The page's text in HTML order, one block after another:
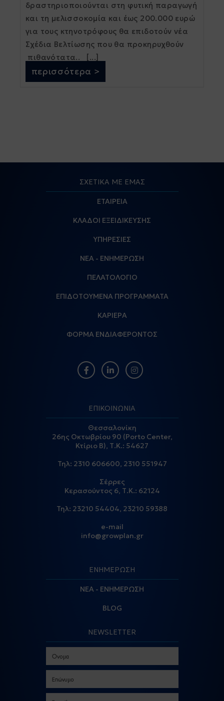
δραστηριοποιούνται στη φυτική παραγωγή
και τη µελισσοκοµία και έως 200.000 ευρώ
για τους κτηνοτρόφους θα επιδοτούν νέα
Σχέδια Βελτίωσης που θα προκηρυχθούν
πιθανότατα.. [...]
περισσότερα >
ΣΧΕΤΙΚΑ ΜΕ ΕΜΑΣ
ΕΤΑΙΡΕΙΑ
ΚΛΑΔΟΙ ΕΞΕΙΔΙΚΕΥΣΗΣ
ΥΠΗΡΕΣΙΕΣ
ΝΕΑ - ΕΝΗΜΕΡΩΣΗ
ΠΕΛΑΤΟΛΟΓΙΟ
ΕΠΙΔΟΤΟΥΜΕΝΑ ΠΡΟΓΡΑΜΜΑΤΑ
ΚΑΡΙΕΡΑ
ΦΟΡΜΑ ΕΝΔΙΑΦΕΡΟΝΤΟΣ
ΕΠΙΚΟΙΝΩΝΙΑ
Θεσσαλονίκη
26ης Οκτωβρίου 90 (Porto Center,
Κτίριο Β), Τ.Κ.: 54627
Τηλ: 2310 606600, 2310 551947
Σέρρες
Κερασούντος 6, Τ.Κ.: 62124
Τηλ: 23210 54404, 23210 59388
e-mail
info@growplan.gr
ΕΝΗΜΕΡΩΣΗ
ΝΕΑ - ΕΝΗΜΕΡΩΣΗ
BLOG
NEWSLETTER